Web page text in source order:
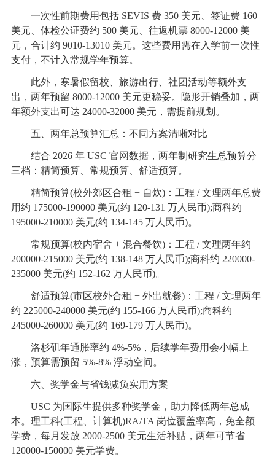
一次性前期费用包括 SEVIS 费 350 美元、签证费 160
美元、体检公证费约 500 美元、往返机票 8000-12000 美
元，合计约 9010-13010 美元。这些费用需在入学前一次性
支付，不计入常规学年预算。
此外，寒暑假留校、旅游出行、社团活动等额外支
出，两年预留 8000-12000 美元更稳妥。隐形开销叠加，两
年额外支出可达 24000-32000 美元，需提前规划。
五、两年总预算汇总：不同方案清晰对比
结合 2026 年 USC 官网数据，两年制研究生总预算分
三档：精简预算、常规预算、舒适预算。
精简预算(校外郊区合租 + 自炊)：工程 / 文理两年总费
用约 175000-190000 美元(约 120-131 万人民币);商科约
195000-210000 美元(约 134-145 万人民币)。
常规预算(校内宿舍 + 混合餐饮)：工程 / 文理两年约
200000-215000 美元(约 138-148 万人民币);商科约 220000-
235000 美元(约 152-162 万人民币)。
舒适预算(市区校外合租 + 外出就餐)：工程 / 文理两年
约 225000-240000 美元(约 155-166 万人民币);商科约
245000-260000 美元(约 169-179 万人民币)。
洛杉矶年通胀率约 4%-5%，后续学年费用会小幅上
涨，预算需预留 5%-8% 浮动空间。
六、奖学金与省钱减负实用方案
USC 为国际生提供多种奖学金，助力降低两年总成
本。理工科(工程、计算机)RA/TA 岗位覆盖率高，免全额
学费，每月发放 2000-2500 美元生活补贴，两年可节省
120000-150000 美元学费。